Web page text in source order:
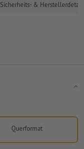
Sicherheits- &
Querformat